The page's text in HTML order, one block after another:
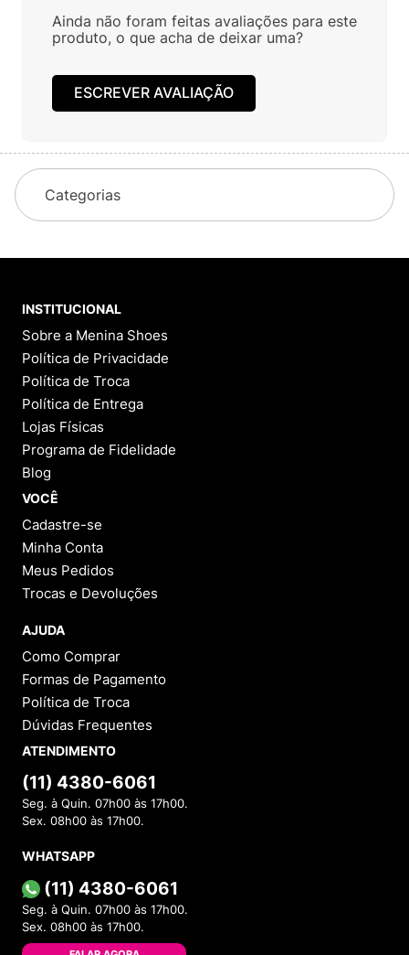
Ainda não foram feitas avaliações para este
produto, o que acha de deixar uma?
ESCREVER AVALIAÇÃO
Categorias
INSTITUCIONAL
Sobre a Menina Shoes
Política de Privacidade
Política de Troca
Política de Entrega
Lojas Físicas
Programa de Fidelidade
Blog
VOCÊ
Cadastre-se
Minha Conta
Meus Pedidos
Trocas e Devoluções
AJUDA
Como Comprar
Formas de Pagamento
Política de Troca
Dúvidas Frequentes
ATENDIMENTO
(11) 4380-6061
Seg. à Quin. 07h00 às 17h00.
Sex. 08h00 às 17h00.
WHATSAPP
(11) 4380-6061
Seg. à Quin. 07h00 às 17h00.
Sex. 08h00 às 17h00.